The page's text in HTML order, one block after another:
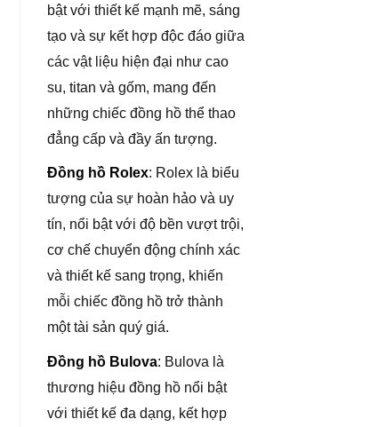
bật với thiết kế mạnh mẽ, sáng
tạo và sự kết hợp độc đáo giữa
các vật liệu hiện đại như cao
su, titan và gốm, mang đến
những chiếc đồng hồ thể thao
đẳng cấp và đầy ấn tượng.
Đồng hồ Rolex: Rolex là biểu
tượng của sự hoàn hảo và uy
tín, nổi bật với độ bền vượt trội,
cơ chế chuyển động chính xác
và thiết kế sang trọng, khiến
mỗi chiếc đồng hồ trở thành
một tài sản quý giá.
Đồng hồ Bulova: Bulova là
thương hiệu đồng hồ nổi bật
với thiết kế đa dạng, kết hợp